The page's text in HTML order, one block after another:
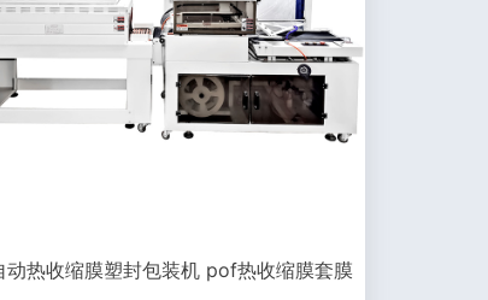
动热收缩膜塑封包装机 pof热收缩膜套膜